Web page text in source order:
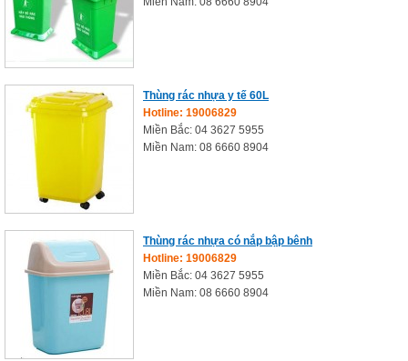
Thùng rác nhựa y tế 60L
Hotline: 19006829
Miền Bắc: 04 3627 5955
Miền Nam: 08 6660 8904
Thùng rác nhựa có nắp bập bênh
Hotline: 19006829
Miền Bắc: 04 3627 5955
Miền Nam: 08 6660 8904